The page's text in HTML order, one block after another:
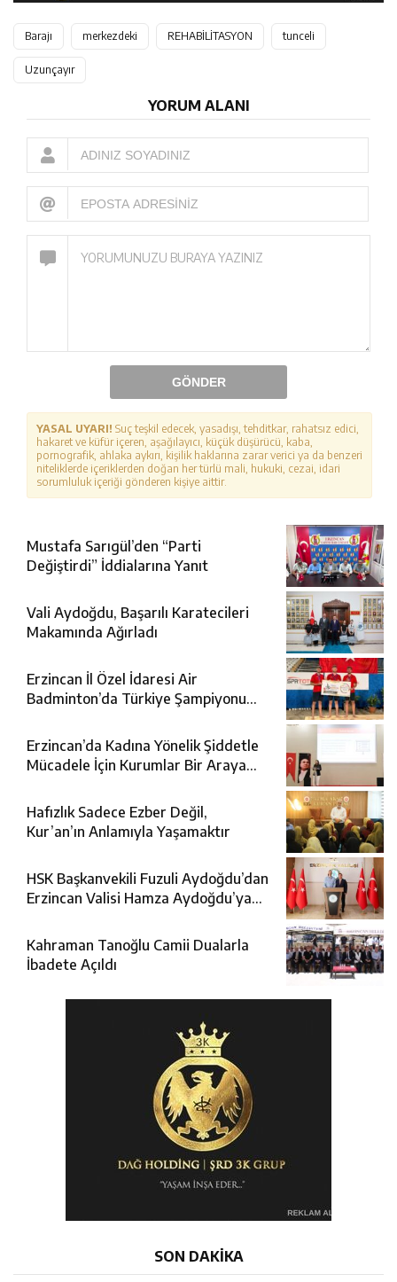
Barajı merkezdeki REHABİLİTASYON tunceli
Uzunçayır
YORUM ALANI
GÖNDER
YASAL UYARI! Suç teşkil edecek, yasadışı, tehditkar, rahatsız edici,
hakaret ve küfür içeren, aşağılayıcı, küçük düşürücü, kaba,
pornografik, ahlaka aykırı, kişilik haklarına zarar verici ya da benzeri
niteliklerde içeriklerden doğan her türlü mali, hukuki, cezai, idari
sorumluluk içeriği gönderen kişiye aittir.
Mustafa Sarıgül’den “Parti
Değiştirdi” İddialarına Yanıt
Vali Aydoğdu, Başarılı Karatecileri
Makamında Ağırladı
Erzincan İl Özel İdaresi Air
Badminton’da Türkiye Şampiyonu
Erzincan’da Kadına Yönelik Şiddetle
Mücadele İçin Kurumlar Bir Araya
Hafızlık Sadece Ezber Değil,
Kur’an’ın Anlamıyla Yaşamaktır
HSK Başkanvekili Fuzuli Aydoğdu’dan
Erzincan Valisi Hamza Aydoğdu’ya
Kahraman Tanoğlu Camii Dualarla
İbadete Açıldı
SON DAKİKA